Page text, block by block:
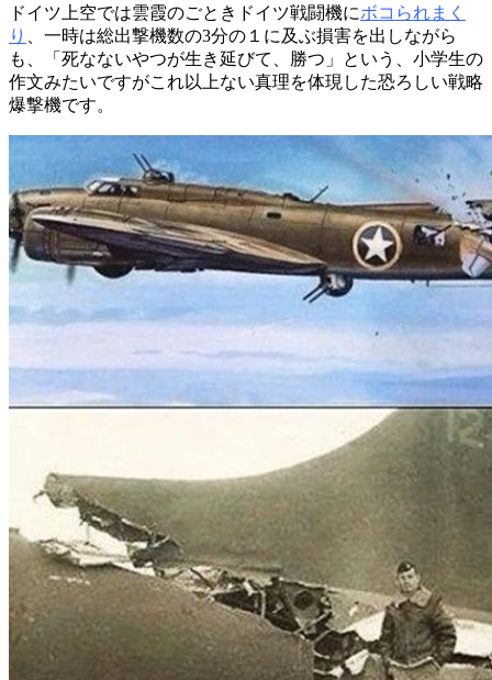
ドイツ上空では雲霞のごときドイツ戦闘機にボコられまく
り
、一時は総出撃機数の3分の１に及ぶ損害を出しながら
も、「死なないやつが生き延びて、勝つ」という、小学生の
作文みたいですがこれ以上ない真理を体現した恐ろしい戦略
爆撃機です。